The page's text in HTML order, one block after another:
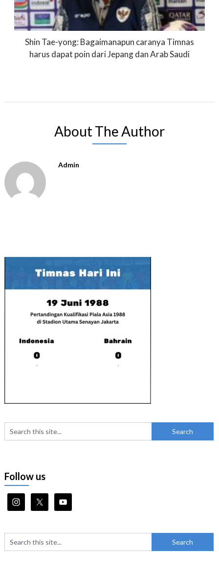
Shin Tae-yong: Bagaimanapun caranya Timnas
harus dapat poin dari Jepang dan Arab Saudi
About The Author
Admin
Follow us